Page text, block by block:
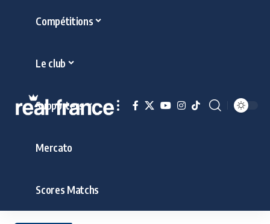
Compétitions
Le club
Supporters
Mercato
Scores Matchs